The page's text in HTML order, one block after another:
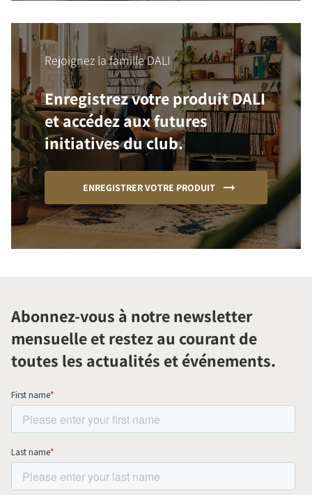
Rejoignez la famille DALI
Enregistrez votre produit DALI
et accédez aux futures
initiatives du club.
ENREGISTRER VOTRE PRODUIT
Abonnez-vous à notre newsletter
mensuelle et restez au courant de
toutes les actualités et événements.